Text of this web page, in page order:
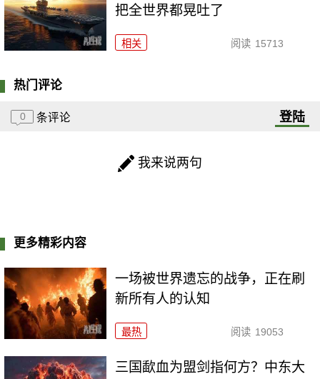
把全世界都晃吐了
相关 阅读 15713
热门评论
0 条评论 登陆
我来说两句
更多精彩内容
一场被世界遗忘的战争，正在刷
新所有人的认知
最热 阅读 19053
三国歃血为盟剑指何方？中东大